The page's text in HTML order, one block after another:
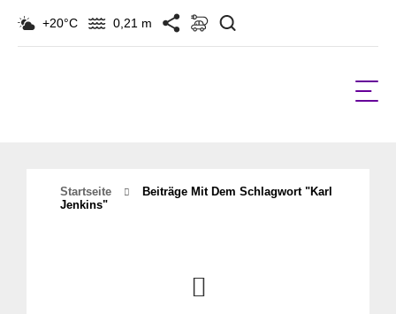
+20°C 0,21 m
Startseite
Beiträge Mit Dem Schlagwort "Karl
Jenkins"